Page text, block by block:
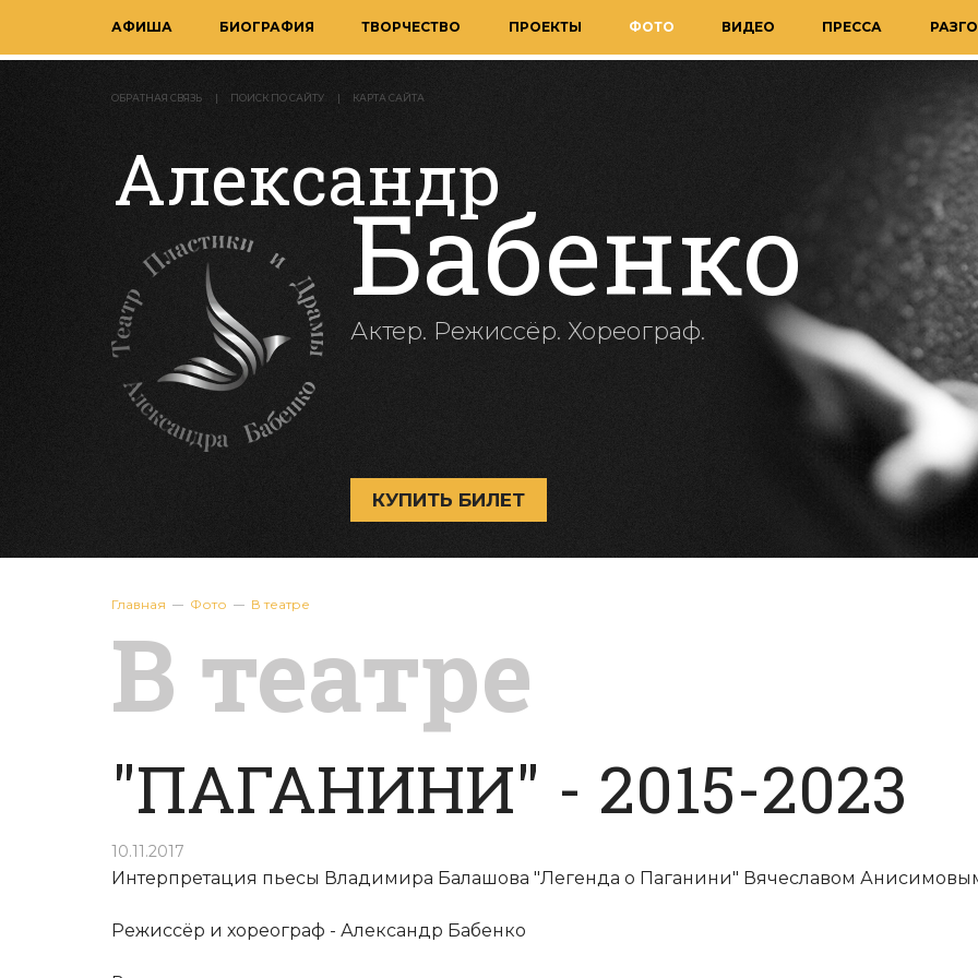
АФИША БИОГРАФИЯ ТВОРЧЕСТВО ПРОЕКТЫ ФОТО ВИДЕО ПРЕССА
ОБРАТНАЯ СВЯЗЬ ПОИСК ПО САЙТУ КАРТА САЙТА
Александр
Бабенко
Актер. Режиссёр. Хореограф.
КУПИТЬ БИЛЕТ
Главная Фото В театре
В театре
"ПАГАНИНИ" - 2015-2023
10.11.2017
Интерпретация пьесы Владимира Балашова "Легенда о Паганини" Вячеславом
Режиссёр и хореограф - Александр Бабенко